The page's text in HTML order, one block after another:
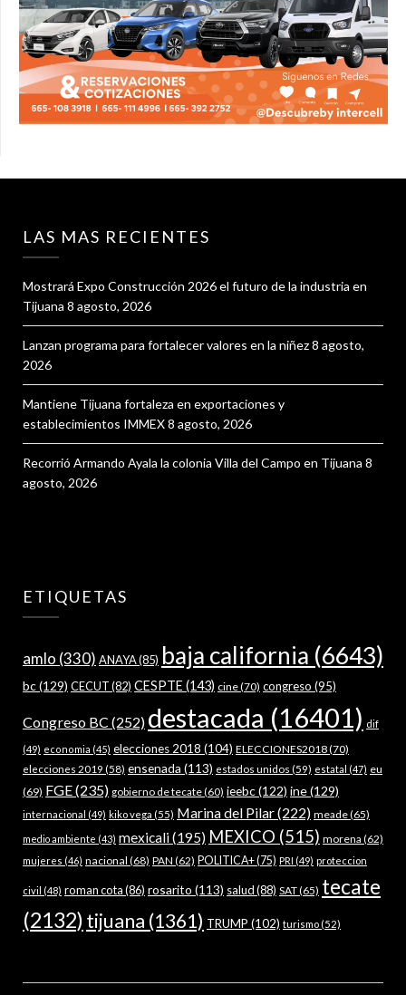
LAS MAS RECIENTES
Mostrará Expo Construcción 2026 el futuro de la industria en
Tijuana 8 agosto, 2026
Lanzan programa para fortalecer valores en la niñez8 agosto,
2026
Mantiene Tijuana fortaleza en exportaciones y
establecimientos IMMEX8 agosto, 2026
Recorrió Armando Ayala la colonia Villa del Campo en Tijuana 8
agosto, 2026
ETIQUETAS
amlo (330) ANAYA(85) baja california (6643)
bc(129) CECUT(82) CESPTE (143) cine(70) congreso (95)
Congreso BC (252) destacada (16401) dif
(49) economia (45) elecciones 2018 (104) ELECCIONES2018(70)
elecciones 2019 (58) ensenada (113) estados unidos (59) estatal (47) eu
(69) FGE(235) gobierno de tecate(60) ieebc(122) ine(129)
internacional (49) kiko vega (55) Marina del Pilar(222) meade(65)
medio ambiente (43) mexicali(195) MEXICO (515) morena (62)
mujeres (46) nacional (68) PAN (62) POLITICA+(75) PRI (49) proteccion
civil (48) roman cota(86) rosarito (113) salud(88) SAT(65) tecate
(2132) tijuana (1361) TRUMP (102) turismo (52)